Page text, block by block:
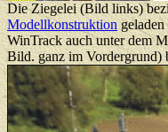
Die Ziegelei (Bild links)
Modellkonstruktion
WinTrack auch unter dem
Bild. ganz im Vordergrund)